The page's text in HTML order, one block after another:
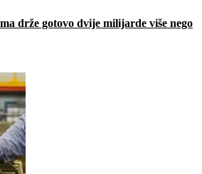
drže gotovo dvije milijarde više nego